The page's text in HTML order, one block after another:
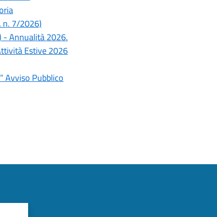
n. 7/2026)
- Annualità 2026.
Estive 2026
Avviso Pubblico